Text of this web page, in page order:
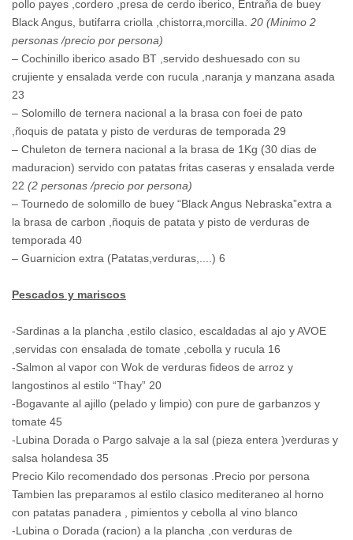
pollo payes ,cordero ,presa de cerdo iberico, Entraña de buey
Black Angus, butifarra criolla ,chistorra,morcilla. 20 (Minimo 2
personas /precio por persona)
– Cochinillo iberico asado BT ,servido deshuesado con su
crujiente y ensalada verde con rucula ,naranja y manzana asada
23
– Solomillo de ternera nacional a la brasa con foei de pato
,ñoquis de patata y pisto de verduras de temporada 29
– Chuleton de ternera nacional a la brasa de 1Kg (30 dias de
maduracion) servido con patatas fritas caseras y ensalada verde
22 (2 personas /precio por persona)
– Tournedo de solomillo de buey “Black Angus Nebraska”extra a
la brasa de carbon ,ñoquis de patata y pisto de verduras de
temporada 40
– Guarnicion extra (Patatas,verduras,....) 6
Pescados y mariscos
-Sardinas a la plancha ,estilo clasico, escaldadas al ajo y AVOE
,servidas con ensalada de tomate ,cebolla y rucula 16
-Salmon al vapor con Wok de verduras fideos de arroz y
langostinos al estilo “Thay” 20
-Bogavante al ajillo (pelado y limpio) con pure de garbanzos y
tomate 45
-Lubina Dorada o Pargo salvaje a la sal (pieza entera )verduras y
salsa holandesa 35
Precio Kilo recomendado dos personas .Precio por persona
Tambien las preparamos al estilo clasico mediteraneo al horno
con patatas panadera , pimientos y cebolla al vino blanco
-Lubina o Dorada (racion) a la plancha ,con verduras de